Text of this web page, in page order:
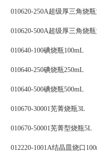
010620-250A超级厚三角烧
010620-500A超级厚三角烧
010640-100碘烧瓶100mL
010640-250碘烧瓶250mL
010640-500碘烧瓶500mL
010670-30001芜菁烧瓶3L
010670-50001芜菁型烧瓶5L
012220-1001A结晶皿烧口